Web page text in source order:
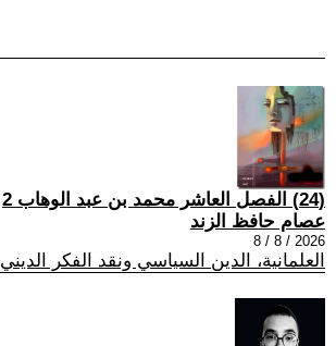
(24) الفصل العاشر محمد بن عبد الوهاب 2
عصام حافظ الزند
2026 / 8 / 8
العلمانية، الدين السياسي ونقد الفكر الديني